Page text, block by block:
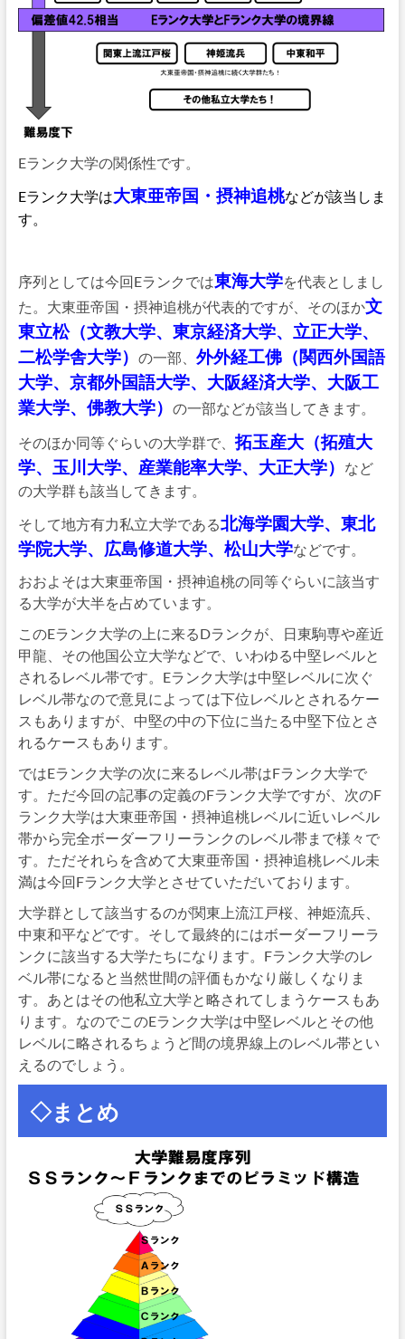
Eランク大学の関係性です。
Eランク大学は大東亜帝国・摂神追桃などが該当しま
す。
序列としては今回Eランクでは東海大学を代表としまし
た。大東亜帝国・摂神追桃が代表的ですが、そのほか文
東立松（文教大学、東京経済大学、立正大学、
二松学舎大学） の一部、 外外経工佛（関西外国語
大学、京都外国語大学、大阪経済大学、大阪工
業大学、佛教大学） の一部などが該当してきます。
そのほか同等ぐらいの大学群で、拓玉産大（拓殖大
学、玉川大学、産業能率大学、大正大学）
など
の大学群も該当してきます。
そして地方有力私立大学である北海学園大学、東北
学院大学、広島修道大学、松山大学などです。
おおよそは大東亜帝国・摂神追桃の同等ぐらいに該当す
る大学が大半を占めています。
このEランク大学の上に来るDランクが、日東駒専や産近
甲龍、その他国公立大学などで、いわゆる中堅レベルと
されるレベル帯です。Eランク大学は中堅レベルに次ぐ
レベル帯なので意見によっては下位レベルとされるケー
スもありますが、中堅の中の下位に当たる中堅下位とさ
れるケースもあります。
ではEランク大学の次に来るレベル帯はFランク大学で
す。ただ今回の記事の定義のFランク大学ですが、次のF
ランク大学は大東亜帝国・摂神追桃レベルに近いレベル
帯から完全ボーダーフリーランクのレベル帯まで様々で
す。ただそれらを含めて大東亜帝国・摂神追桃レベル未
満は今回Fランク大学とさせていただいております。
大学群として該当するのが関東上流江戸桜、神姫流兵、
中東和平などです。そして最終的にはボーダーフリーラ
ンクに該当する大学たちになります。Fランク大学のレ
ベル帯になると当然世間の評価もかなり厳しくなりま
す。あとはその他私立大学と略されてしまうケースもあ
ります。なのでこのEランク大学は中堅レベルとその他
レベルに略されるちょうど間の境界線上のレベル帯とい
えるのでしょう。
◇まとめ